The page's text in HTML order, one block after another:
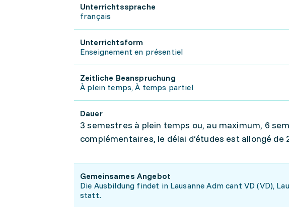
Unterrichtssprache
français
Unterrichtsform
Enseignement en présentiel
Zeitliche Beanspruchung
À plein temps, À temps partiel
Dauer
3 semestres à plein temps ou, au maximum, 6
complémentaires, le délai d’études est allongé de
Gemeinsames Angebot
Die Ausbildung findet in Lausanne Adm cant VD (VD),
statt.